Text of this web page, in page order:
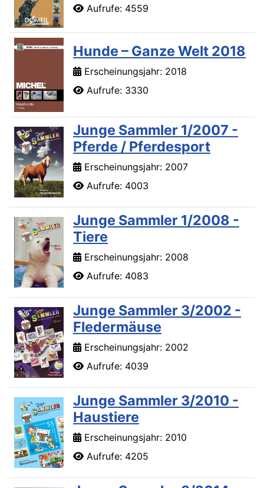
Aufrufe: 4559
Hunde – Ganze Welt 2018
Erscheinungsjahr: 2018
Aufrufe: 3330
Junge Sammler 1/2007 -
Pferde / Pferdesport
Erscheinungsjahr: 2007
Aufrufe: 4003
Junge Sammler 1/2008 -
Tiere
Erscheinungsjahr: 2008
Aufrufe: 4083
Junge Sammler 3/2002 -
Fledermäuse
Erscheinungsjahr: 2002
Aufrufe: 4039
Junge Sammler 3/2010 -
Haustiere
Erscheinungsjahr: 2010
Aufrufe: 4205